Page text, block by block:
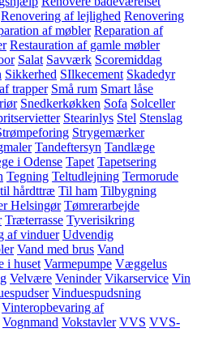
Renovering af lejlighed Renovering
af møbler Reparation af
Restauration af gamle møbler
Salat Savværk Scoremiddag
Sikkerhed SIlkecement Skadedyr
trapper Små rum Smart låse
Snedkerkøkken Sofa Solceller
Stearinlys Stel Stenslag
Strygemærker
Tandeftersyn Tandlæge
i Odense Tapet Tapetsering
Tegning Teltudlejning Termorude
til hårdttræ Til ham Tilbygning
Helsingør Tømrerarbejde
Træterrasse Tyverisikring
af vinduer Udvendig
Vand med brus Vand
i huset Varmepumpe Væggelus
Velvære Veninder Vikarservice Vin
Vinduespudsning
Vinteropbevaring af
Vognmand Vokstavler VVS VVS-